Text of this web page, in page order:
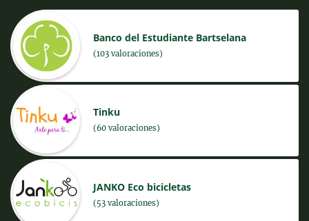
Banco del Estudiante Bartselana
(103 valoraciones)
Tinku
(60 valoraciones)
JANKO Eco bicicletas
(53 valoraciones)